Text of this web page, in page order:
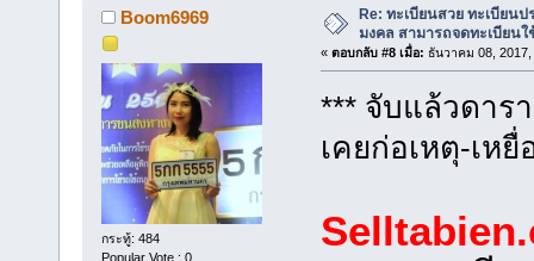
Boom6969
กระทู้: 484
Popular Vote : 0
Re: ทะเบียนสวย ทะเบียน
มงคล สามารถจดทะเบียน
« ตอบกลับ #8 เมื่อ: ธันวาคม 08,
*** จับแล้วดาร
เคยก่อเหตุ-เห